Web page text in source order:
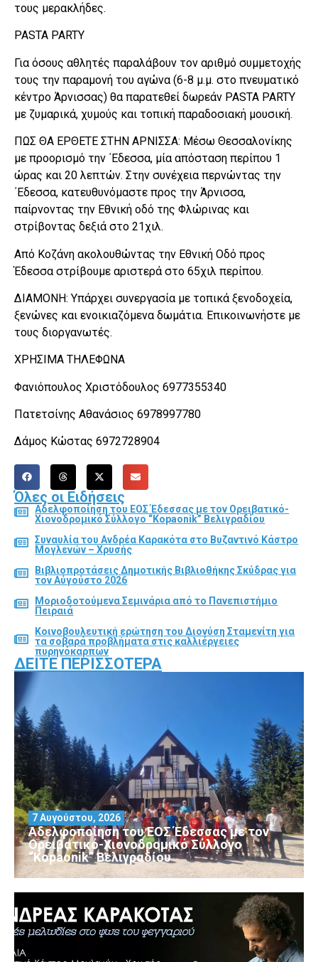
τους μερακλήδες.
PASTA PARTY
Για όσους αθλητές παραλάβουν τον αριθμό συμμετοχής
τους την παραμονή του αγώνα (6-8 μ.μ. στο πνευματικό
κέντρο Άρνισσας) θα παρατεθεί δωρεάν PASTA PARTY
με ζυμαρικά, χυμούς και τοπική παραδοσιακή μουσική.
ΠΩΣ ΘΑ ΕΡΘΕΤΕ ΣΤΗΝ ΑΡΝΙΣΣΑ: Μέσω Θεσσαλονίκης
με προορισμό την ΄Εδεσσα, μία απόσταση περίπου 1
ώρας και 20 λεπτών. Στην συνέχεια περνώντας την
΄Εδεσσα, κατευθυνόμαστε προς την Άρνισσα,
παίρνοντας την Εθνική οδό της Φλώρινας και
στρίβοντας δεξιά στο 21χιλ.
Από Κοζάνη ακολουθώντας την Εθνική Οδό προς
Έδεσσα στρίβουμε αριστερά στο 65χιλ περίπου.
ΔΙΑΜΟΝΗ: Υπάρχει συνεργασία με τοπικά ξενοδοχεία,
ξενώνες και ενοικιαζόμενα δωμάτια. Επικοινωνήστε με
τους διοργανωτές.
ΧΡΗΣΙΜΑ ΤΗΛΕΦΩΝΑ
Φανιόπουλος Χριστόδουλος 6977355340
Πατετσίνης Αθανάσιος 6978997780
Δάμος Κώστας 6972728904
Όλες οι Ειδήσεις
Αδελφοποίηση του ΕΟΣ Έδεσσας με τον Ορειβατικό-
Χιονοδρομικό Σύλλογο “Kopaonik” Βελιγραδίου
Συναυλία του Ανδρέα Καρακότα στο Βυζαντινό Κάστρο
Μογλενών – Χρυσής
Βιβλιοπροτάσεις Δημοτικής Βιβλιοθήκης Σκύδρας για
τον Αύγούστο 2026
Μοριοδοτούμενα Σεμινάρια από το Πανεπιστήμιο
Πειραιά
Κοινοβουλευτική ερώτηση του Διονύση Σταμενίτη για
τα σοβαρά προβλήματα στις καλλιέργειες
πυρηνόκαρπων
ΔΕΊΤΕ ΠΕΡΙΣΣΌΤΕΡΑ
Αδελφοποίηση του ΕΟΣ Έδεσσας με τον
Ορειβατικό-Χιονοδρομικό Σύλλογο
“Kopaonik” Βελιγραδίου
7 Αυγούστου, 2026